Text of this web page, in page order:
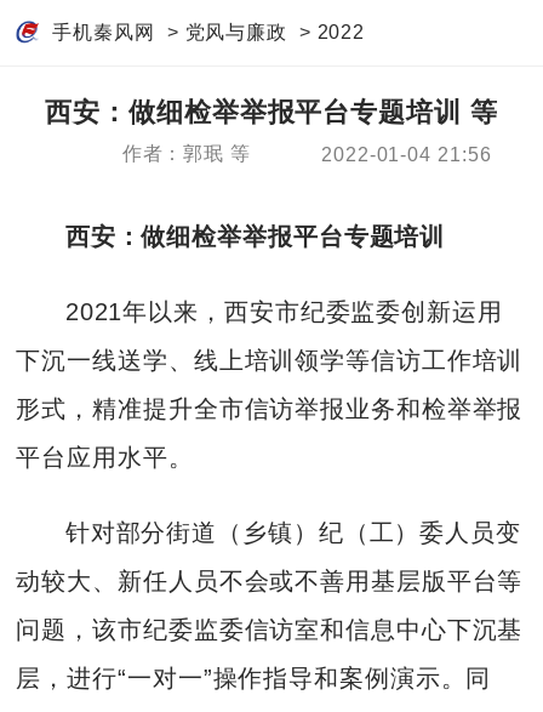
手机秦风网 > 党风与廉政 > 2022
西安：做细检举举报平台专题培训 等
作者：郭珉 等 2022-01-04 21:56
西安：做细检举举报平台专题培训
2021年以来，西安市纪委监委创新运用
下沉一线送学、线上培训领学等信访工作培训
形式，精准提升全市信访举报业务和检举举报
平台应用水平。
针对部分街道（乡镇）纪（工）委人员变
动较大、新任人员不会或不善用基层版平台等
问题，该市纪委监委信访室和信息中心下沉基
层，进行“一对一”操作指导和案例演示。同